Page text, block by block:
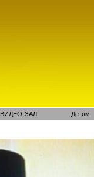
ВИДЕО-ЗАЛ Детям